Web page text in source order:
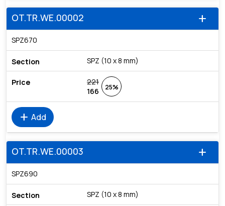
add
OT.TR.WE.00002
SPZ670
SPZ (10 x 8 mm)
221
166
25%
add Add
add
OT.TR.WE.00003
SPZ690
SPZ (10 x 8 mm)